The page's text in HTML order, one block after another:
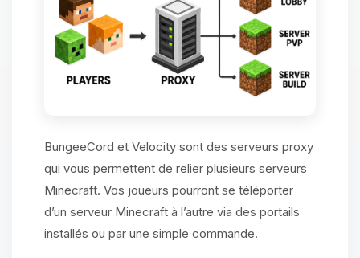
BungeeCord et Velocity sont des serveurs proxy
qui vous permettent de relier plusieurs serveurs
Minecraft. Vos joueurs pourront se téléporter
d’un serveur Minecraft à l’autre via des portails
installés ou par une simple commande.